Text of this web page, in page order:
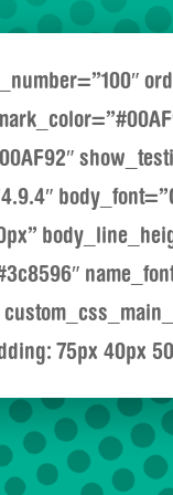
75px 40px